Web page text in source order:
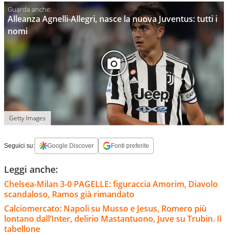
Alleanza Agnelli-Allegri, nasce la nuova Juventus: tutti i
nomi
Getty Images
Seguici su: Google Discover Fonti preferite
Leggi anche:
Chelsea-Milan 3-0 PAGELLE: figuraccia Amorim, Diavolo
scandaloso, Ramos già rimandato
Calciomercato: Napoli su Musso e Jesus, Romero più
lontano dall’Inter, delirio Mastantuono, Juve su Trubin. Il
tabellone